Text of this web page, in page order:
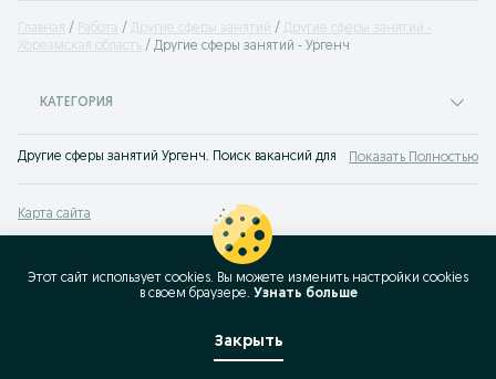
Главная Работа Другие сферы занятий
Другие сферы занятий -
Хорезмская область
Другие сферы занятий - Ургенч
КАТЕГОРИЯ
Другие сферы занятий Ургенч. Поиск вакансий для прочих профессий. У
Показать Полностью
Карта сайта
Карта бизнес-страницы
Популярные запросы
Этот сайт использует cookies. Вы можете изменить настройки cookies
в своeм браузере. Узнать больше
Закрыть